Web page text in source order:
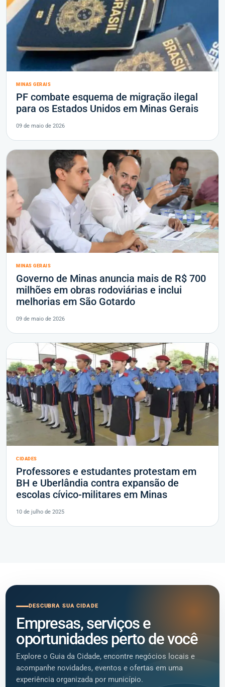
MINAS GERAIS
PF combate esquema de migração ilegal
para os Estados Unidos em Minas Gerais
09 de maio de 2026
MINAS GERAIS
Governo de Minas anuncia mais de R$ 700
milhões em obras rodoviárias e inclui
melhorias em São Gotardo
09 de maio de 2026
CIDADES
Professores e estudantes protestam em
BH e Uberlândia contra expansão de
escolas cívico-militares em Minas
10 de julho de 2025
DESCUBRA SUA CIDADE
Empresas, serviços e
oportunidades perto de você
Explore o Guia da Cidade, encontre negócios locais e
acompanhe novidades, eventos e ofertas em uma
experiência organizada por município.